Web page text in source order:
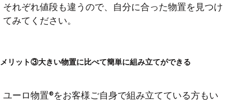
それぞれ値段も違うので、自分に合った物置を見つけ
てみてください。
メリット③大きい物置に比べて簡単に組み立てができる
ユーロ物置®をお客様ご自身で組み立てている方もい